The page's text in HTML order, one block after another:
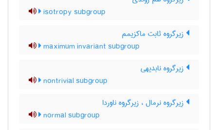
isotropy subgroup
زیرگروه ثابت ماکزیمم
maximum invariant subgroup
زیرگروه نابدیهی
nontrivial subgroup
زیرگروه نرمال ، زیرگروه ناوردا
normal subgroup